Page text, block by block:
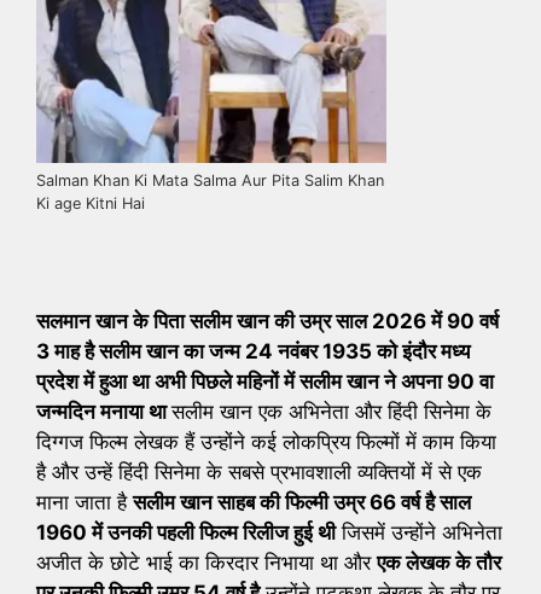
Salman Khan Ki Mata Salma Aur Pita Salim Khan
Ki age Kitni Hai
सलमान खान के पिता सलीम खान की उम्र साल 2026 में 90 वर्ष
3 माह है सलीम खान का जन्म 24 नवंबर 1935 को इंदौर मध्य
प्रदेश में हुआ था अभी पिछले महिनों में सलीम खान ने अपना 90 वा
जन्मदिन मनाया थासलीम खान एक अभिनेता और हिंदी सिनेमा के
दिग्गज फिल्म लेखक हैं उन्होंने कई लोकप्रिय फिल्मों में काम किया
है और उन्हें हिंदी सिनेमा के सबसे प्रभावशाली व्यक्तियों में से एक
माना जाता हैसलीम खान साहब की फिल्मी उम्र 66 वर्ष है साल
1960 में उनकी पहली फिल्म रिलीज हुई थीजिसमें उन्होंने अभिनेता
अजीत के छोटे भाई का किरदार निभाया था औरएक लेखक के तौर